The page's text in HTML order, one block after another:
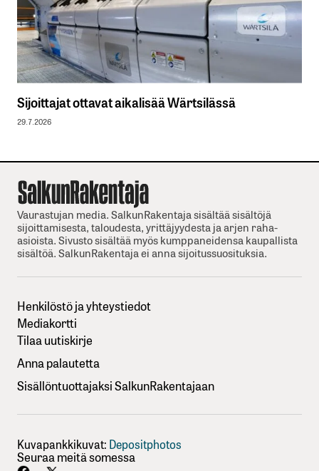
Sijoittajat ottavat aikalisää Wärtsilässä
29.7.2026
Vaurastujan media. SalkunRakentaja sisältää sisältöjä
sijoittamisesta, taloudesta, yrittäjyydesta ja arjen raha-
asioista. Sivusto sisältää myös kumppaneidensa kaupallista
sisältöä. SalkunRakentaja ei anna sijoitussuosituksia.
Henkilöstö ja yhteystiedot
Mediakortti
Tilaa uutiskirje
Anna palautetta
Sisällöntuottajaksi SalkunRakentajaan
Kuvapankkikuvat: Depositphotos
Seuraa meitä somessa